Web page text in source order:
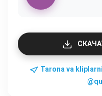
Tarona va